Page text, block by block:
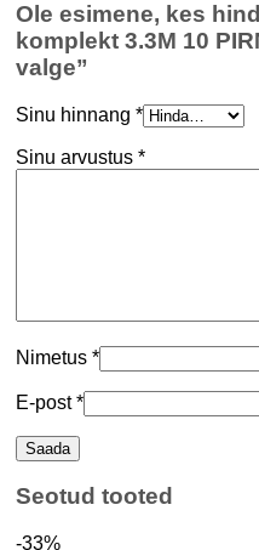
Ole esimene, kes
komplekt 3.3M 10
valge”
Sinu hinnang *
Sinu arvustus *
Nimetus *
E-post*
Seotud tooted
-33%